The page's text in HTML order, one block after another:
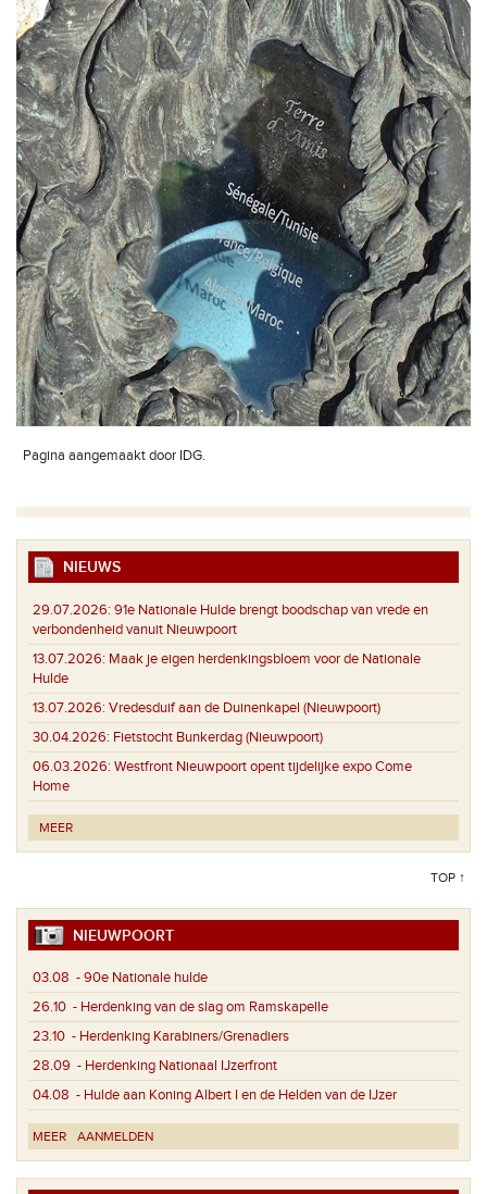
Pagina aangemaakt door IDG.
NIEUWS
29.07.2026: 91e Nationale Hulde brengt boodschap van vrede en
verbondenheid vanuit Nieuwpoort
13.07.2026: Maak je eigen herdenkingsbloem voor de Nationale
Hulde
13.07.2026: Vredesduif aan de Duinenkapel (Nieuwpoort)
30.04.2026: Fietstocht Bunkerdag (Nieuwpoort)
06.03.2026: Westfront Nieuwpoort opent tijdelijke expo Come
Home
MEER
TOP ↑
NIEUWPOORT
03.08 - 90e Nationale hulde
26.10 - Herdenking van de slag om Ramskapelle
23.10 - Herdenking Karabiners/Grenadiers
28.09 - Herdenking Nationaal IJzerfront
04.08 - Hulde aan Koning Albert I en de Helden van de IJzer
MEER AANMELDEN